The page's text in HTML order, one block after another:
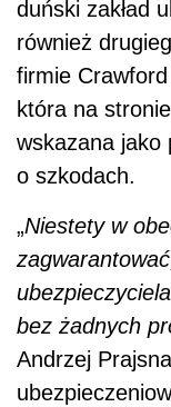
duński zakład
również
firmie
która na
wskazana jako
o szkodach.
„Niestety w
bez żadnych
Andrzej